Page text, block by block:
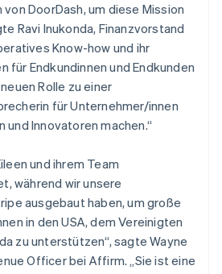
DoorDash, um diese Mission
Ravi Inukonda, Finanzvorstand
Know-how und ihr
für Endkundinnen und Endkunden
Rolle zu einer
für Unternehmer/innen
und Innovatoren machen.“
und ihrem Team
während wir unsere
ausgebaut haben, um große
in den USA, dem Vereinigten
zu unterstützen“, sagte Wayne
Officer bei Affirm. „Sie ist eine